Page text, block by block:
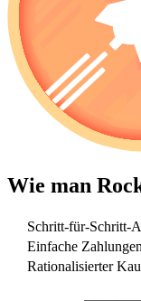
Wie man
Schritt-für-Schritt-
Einfache
Rationalisierter